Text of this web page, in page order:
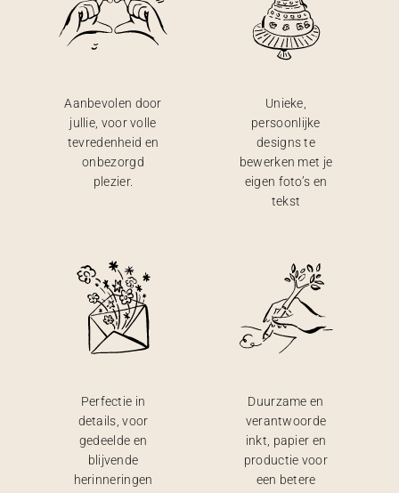
Aanbevolen door
jullie, voor volle
tevredenheid en
onbezorgd
plezier.
Unieke,
persoonlijke
designs te
bewerken met je
eigen foto’s en
tekst
Perfectie in
details, voor
gedeelde en
blijvende
herinneringen
Duurzame en
verantwoorde
inkt, papier en
productie voor
een betere